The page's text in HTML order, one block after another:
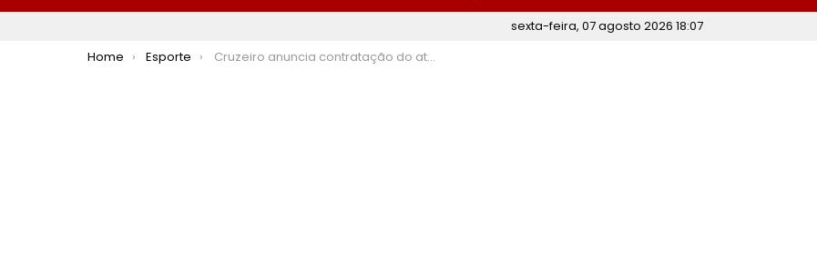
sexta-feira, 07 agosto 2026 18:07
You are here:
Home Esporte Cruzeiro anuncia contratação do atacante Kaio Jorge